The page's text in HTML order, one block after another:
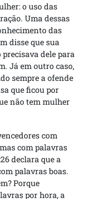
o uso das
Uma dessas
das
disse que sua
dele para
Já em outro caso,
sempre a ofende
que ficou por
não tem mulher
com
com palavras
declara que a
palavras boas.
Porque
por hora, a